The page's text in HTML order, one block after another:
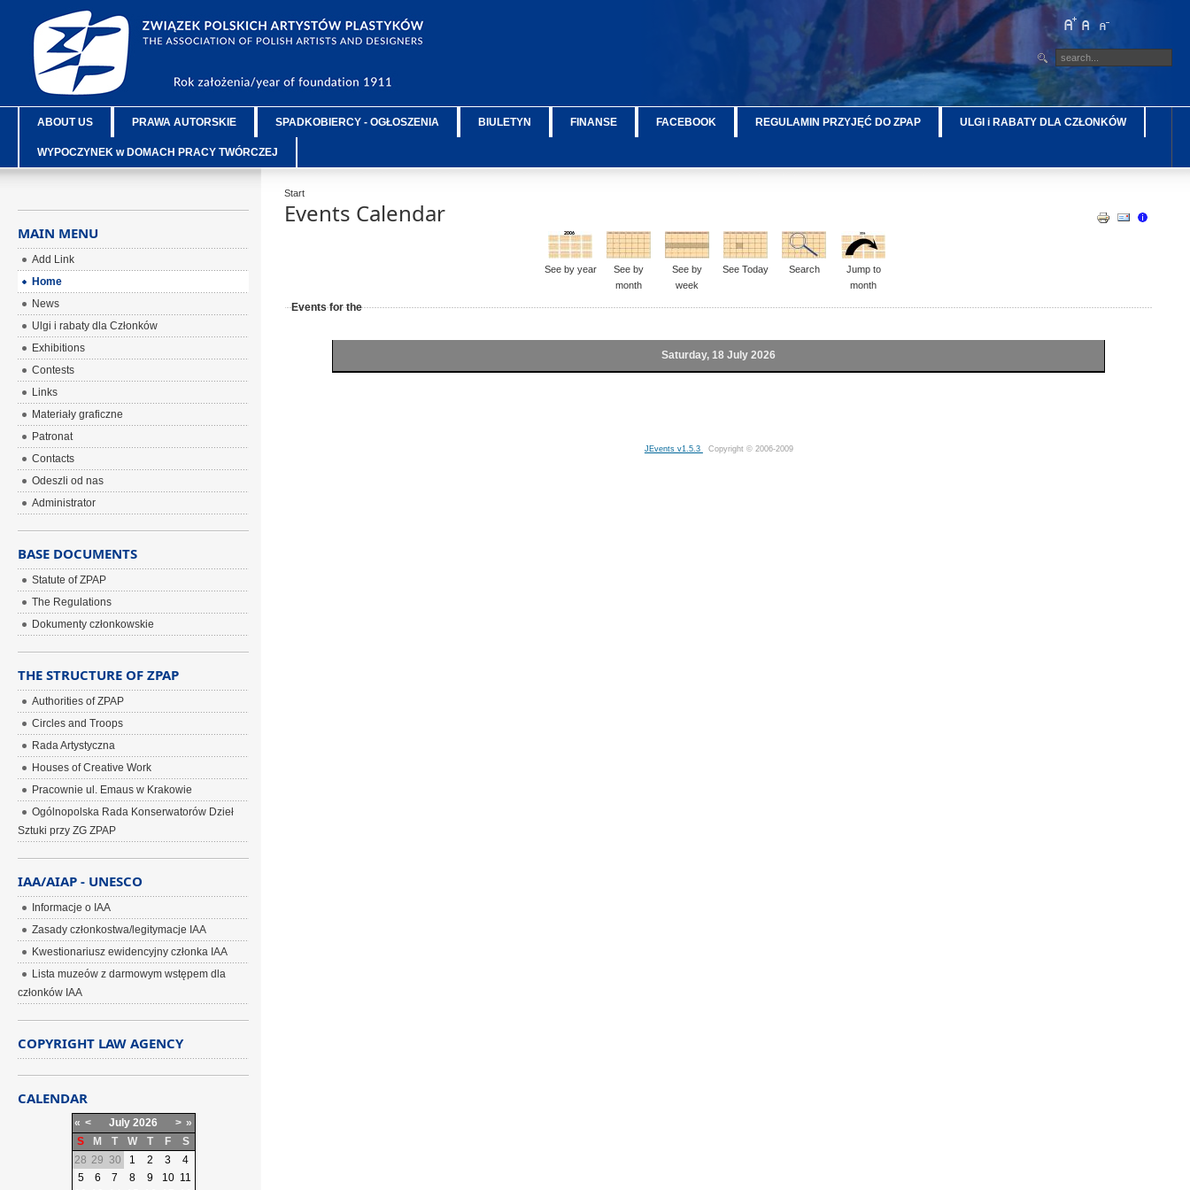
ABOUT US PRAWA AUTORSKIE SPADKOBIERCY - OGŁOSZENIA BIULETYN FINANSE FACEBOOK REGULAMIN PRZYJĘĆ DO ZPAP ULGI i RABATY DLA CZŁONKÓW
WYPOCZYNEK w DOMACH PRACY TWÓRCZEJ
Start
Events Calendar
See by year
See by
month
See by
week
See Today Search
Jump to
month
Events for the
Saturday, 18 July 2026
JEvents v1.5.3 Copyright © 2006-2009
MAIN MENU
Add Link
Home
News
Ulgi i rabaty dla Członków
Exhibitions
Contests
Links
Materiały graficzne
Patronat
Contacts
Odeszli od nas
Administrator
BASE DOCUMENTS
Statute of ZPAP
The Regulations
Dokumenty członkowskie
THE STRUCTURE OF ZPAP
Authorities of ZPAP
Circles and Troops
Rada Artystyczna
Houses of Creative Work
Pracownie ul. Emaus w Krakowie
Ogólnopolska Rada Konserwatorów Dzieł
Sztuki przy ZG ZPAP
IAA/AIAP - UNESCO
Informacje o IAA
Zasady członkostwa/legitymacje IAA
Kwestionariusz ewidencyjny członka IAA
Lista muzeów z darmowym wstępem dla
członków IAA
COPYRIGHT LAW AGENCY
CALENDAR
« < July 2026 > »
S
M T W T F
S
28 29 30 1 2 3
4
5
6 7 8 9 10 11